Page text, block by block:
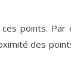
points.
des